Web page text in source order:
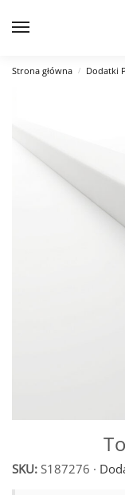
Strona główna / Dodatki
SKU: S187276 ·